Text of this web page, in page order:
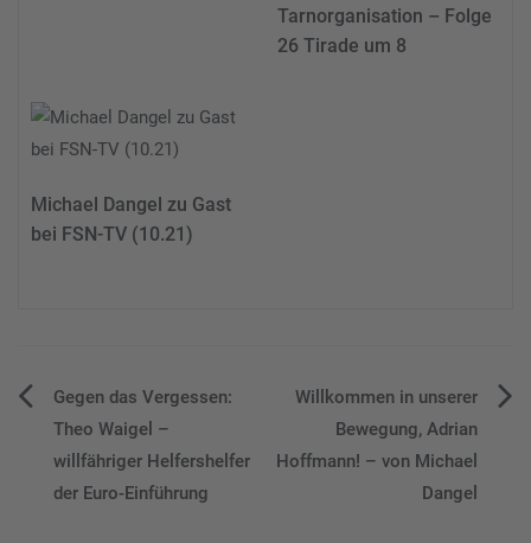
Tarnorganisation – Folge
26 Tirade um 8
Michael Dangel zu Gast
bei FSN-TV (10.21)
Beitragsnavigation
Gegen das Vergessen:
Theo Waigel –
willfähriger Helfershelfer
der Euro-Einführung
Willkommen in unserer
Bewegung, Adrian
Hoffmann! – von Michael
Dangel